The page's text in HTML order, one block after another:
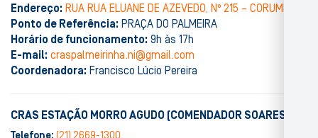
Endereço: RUA RUA ELUANE DE AZEVEDO, Nº 215 – CORUMBÁ
Ponto de Referência: PRAÇA DO PALMEIRA
Horário de funcionamento: 9h às 17h
E-mail: craspalmeirinha.ni@gmail.com
Coordenadora: Francisco Lúcio Pereira
CRAS ESTAÇÃO MORRO AGUDO (COMENDADOR SOARES)